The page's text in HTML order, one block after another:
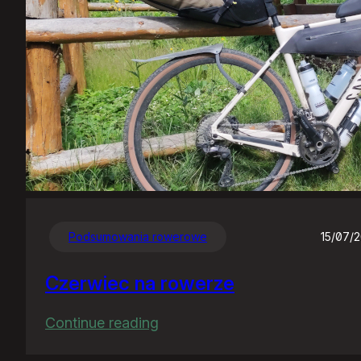
Podsumowania rowerowe 15/07/
Czerwiec na rowerze
Continue reading